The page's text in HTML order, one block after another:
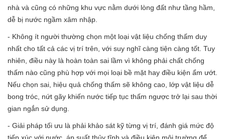
nhà và cũng có những khu vực nằm dưới lòng đất như tầng hầm,
dễ bị nước ngầm xâm nhập.
- Không ít người thường chọn một loại vật liệu chống thấm duy
nhất cho tất cả các vị trí trên, với suy nghĩ càng tiện càng tốt. Tuy
nhiên, điều này là hoàn toàn sai lầm vì không phải chất chống
thấm nào cũng phù hợp với mọi loại bề mặt hay điều kiện ẩm ướt.
Nếu chọn sai, hiệu quả chống thấm sẽ không cao, lớp vật liệu dễ
bong tróc, nứt gãy khiến nước tiếp tục thấm ngược trở lại sau thời
gian ngắn sử dụng.
- Giải pháp tối ưu là phải khảo sát kỹ từng vị trí, đánh giá mức độ
tiếp xúc với nước, áp suất thủy tĩnh và điều kiện môi trường để